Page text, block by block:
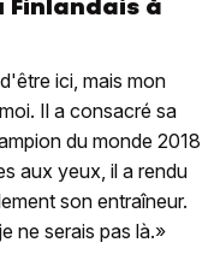
Finlandais à
ici, mais mon
Il a consacré sa
du monde 2018
aux yeux, il a rendu
son entraîneur.
ne serais pas là.»